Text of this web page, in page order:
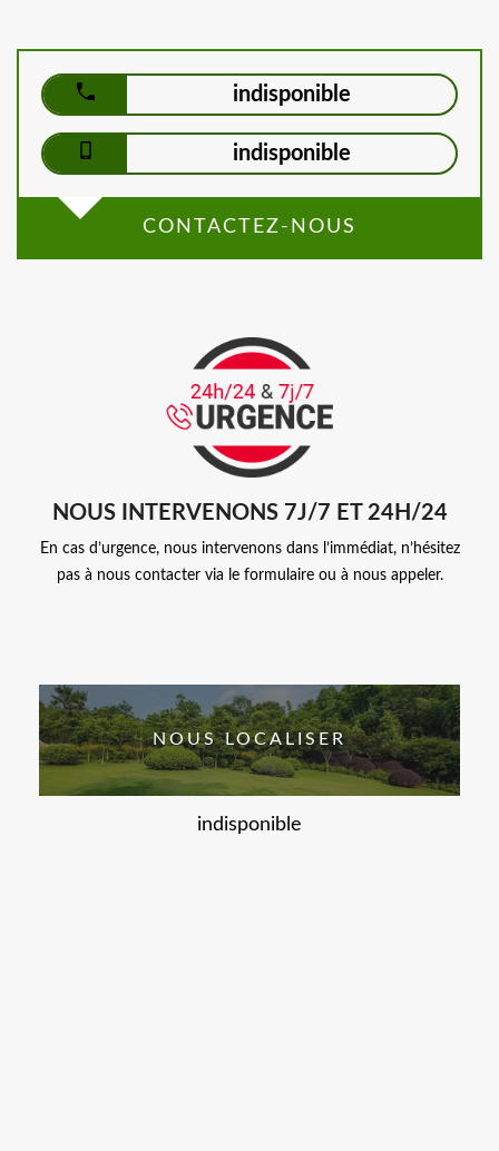
indisponible
indisponible
CONTACTEZ-NOUS
NOUS INTERVENONS 7J/7 ET 24H/24
En cas d’urgence, nous intervenons dans l’immédiat, n’hésitez
pas à nous contacter via le formulaire ou à nous appeler.
NOUS LOCALISER
indisponible